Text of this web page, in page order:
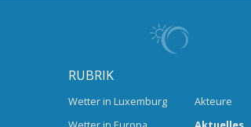
RUBRIK
Wetter in Luxemburg
Akteure